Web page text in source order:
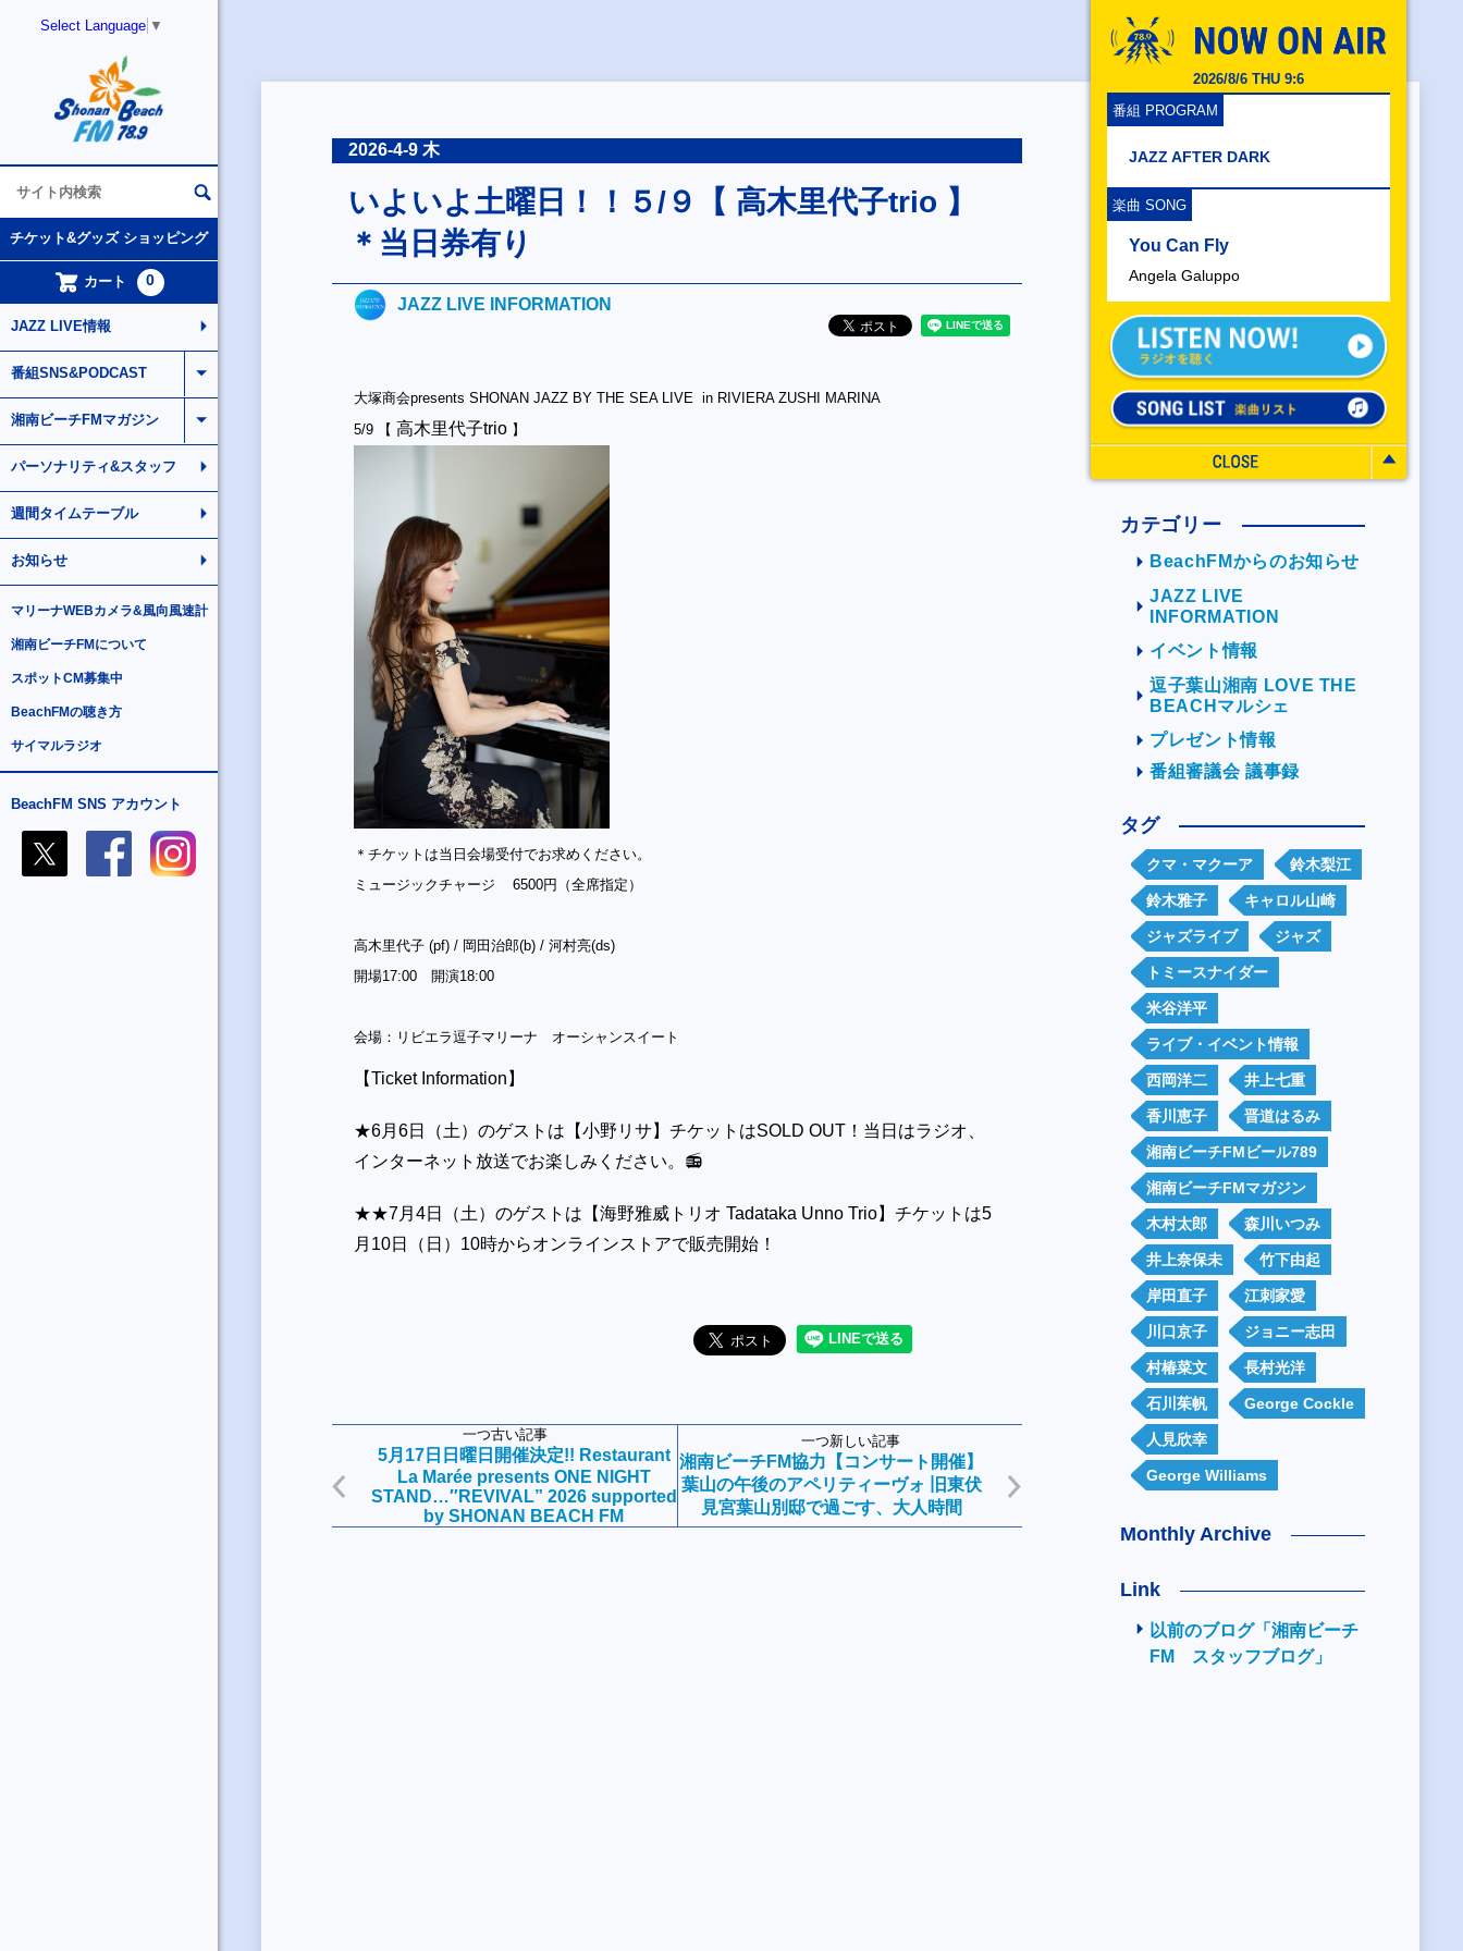
Select Language ▼
2026/8/6 THU 9:6
番組 PROGRAM
JAZZ AFTER DARK
楽曲 SONG
You Can Fly
Angela Galuppo
チケット&グッズ ショッピング
カート 0
JAZZ LIVE情報
番組SNS&PODCAST
湘南ビーチFMマガジン
パーソナリティ&スタッフ
週間タイムテーブル
お知らせ
マリーナWEBカメラ&風向風速計
湘南ビーチFMについて
スポットCM募集中
BeachFMの聴き方
サイマルラジオ
BeachFM SNS アカウント
2026-4-9 木
いよいよ土曜日！！５/９【 高木里代子trio 】
＊当日券有り
JAZZ LIVE INFORMATION
大塚商会presents SHONAN JAZZ BY THE SEA LIVE in RIVIERA ZUSHI MARINA
5/9 【 高木里代子trio 】
＊チケットは当日会場受付でお求めください。
ミュージックチャージ 6500円（全席指定）
高木里代子 (pf) / 岡田治郎(b) / 河村亮(ds)
開場17:00 開演18:00
会場：リビエラ逗子マリーナ オーシャンスイート
【Ticket Information】
★6月6日（土）のゲストは【小野リサ】チケットはSOLD OUT！当日はラジオ、
インターネット放送でお楽しみください。📻
★★7月4日（土）のゲストは【海野雅威トリオ Tadataka Unno Trio】チケットは5
月10日（日）10時からオンラインストアで販売開始！
一つ古い記事
5月17日日曜日開催決定!! Restaurant
La Marée presents ONE NIGHT
STAND…″REVIVAL” 2026 supported
by SHONAN BEACH FM
一つ新しい記事
湘南ビーチFM協力【コンサート開催】
葉山の午後のアペリティーヴォ 旧東伏
見宮葉山別邸で過ごす、大人時間
カテゴリー
BeachFMからのお知らせ
JAZZ LIVE
INFORMATION
イベント情報
逗子葉山湘南 LOVE THE
BEACHマルシェ
プレゼント情報
番組審議会 議事録
タグ
クマ・マクーア 鈴木梨江
鈴木雅子 キャロル山崎
ジャズライブ ジャズ
トミースナイダー
米谷洋平
ライブ・イベント情報
西岡洋二 井上七重
香川恵子 晋道はるみ
湘南ビーチFMビール789
湘南ビーチFMマガジン
木村太郎 森川いつみ
井上奈保未 竹下由起
岸田直子 江刺家愛
川口京子 ジョニー志田
村椿菜文 長村光洋
石川茱帆 George Cockle
人見欣幸
George Williams
Monthly Archive
Link
以前のブログ「湘南ビーチ
FM スタッフブログ」